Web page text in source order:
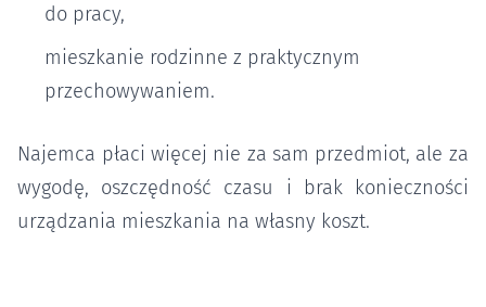
do pracy,
mieszkanie rodzinne z praktycznym
przechowywaniem.
Najemca płaci więcej nie za sam przedmiot, ale za
wygodę, oszczędność czasu i brak konieczności
urządzania mieszkania na własny koszt.